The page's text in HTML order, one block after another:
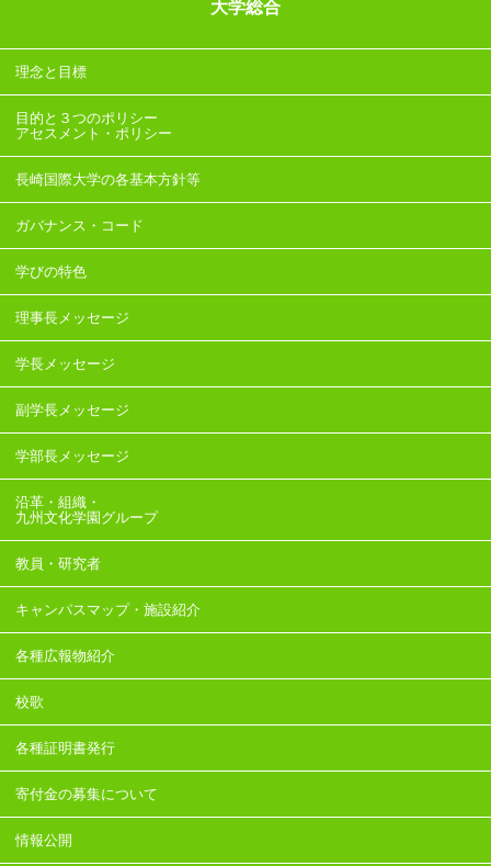
大学総合
理念と目標
目的と３つのポリシー
アセスメント・ポリシー
長崎国際大学の各基本方針等
ガバナンス・コード
学びの特色
理事長メッセージ
学長メッセージ
副学長メッセージ
学部長メッセージ
沿革・組織・
九州文化学園グループ
教員・研究者
キャンパスマップ・施設紹介
各種広報物紹介
校歌
各種証明書発行
寄付金の募集について
情報公開